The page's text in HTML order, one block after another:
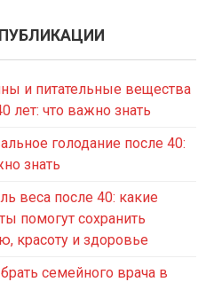
и питательные вещества
лет: что важно знать
голодание после 40:
знать
веса после 40: какие
помогут сохранить
красоту и здоровье
семейного врача в